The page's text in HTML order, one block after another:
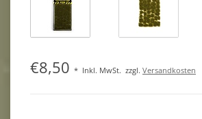
€8,50 * Inkl. MwSt. zzgl. Versandkosten